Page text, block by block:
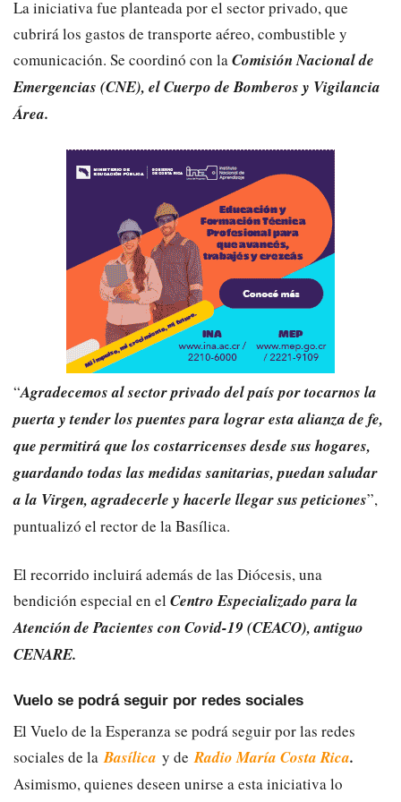
La iniciativa fue planteada por el sector privado, que
cubrirá los gastos de transporte aéreo, combustible y
comunicación. Se coordinó con la Comisión Nacional de
Emergencias (CNE), el Cuerpo de Bomberos y Vigilancia
Área.
“Agradecemos al sector privado del país por tocarnos la
puerta y tender los puentes para lograr esta alianza de fe,
que permitirá que los costarricenses desde sus hogares,
guardando todas las medidas sanitarias, puedan saludar
a la Virgen, agradecerle y hacerle llegar sus peticiones”,
puntualizó el rector de la Basílica.
El recorrido incluirá además de las Diócesis, una
bendición especial en el Centro Especializado para la
Atención de Pacientes con Covid-19 (CEACO), antiguo
CENARE.
Vuelo se podrá seguir por redes sociales
El Vuelo de la Esperanza se podrá seguir por las redes
sociales de laBasílica y deRadio María Costa Rica.
Asimismo, quienes deseen unirse a esta iniciativa lo